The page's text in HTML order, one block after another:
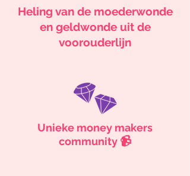
Heling van de moederwonde
en geldwonde uit de
voorouderlijn
Unieke money makers
community 📹